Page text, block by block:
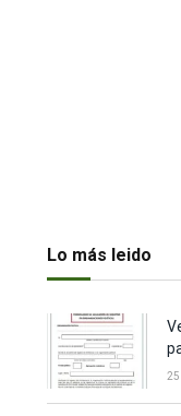
Lo más leido
25